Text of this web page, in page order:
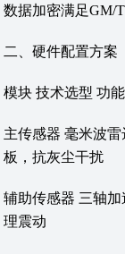
数据加密满足GM/
‌二、硬件配置方案‌
模块‌ ‌技术选型‌ ‌功
主传感器‌ 毫米波
板，抗灰尘干扰
辅助传感器‌ 三轴
理震动